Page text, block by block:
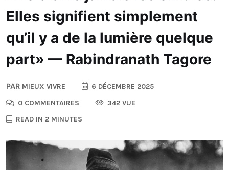
Elles signifient simplement
qu’il y a de la lumière quelque
part» — Rabindranath Tagore
PAR MIEUX VIVRE
6 DÉCEMBRE 2025
0 COMMENTAIRES
342 VUE
READ IN 2 MINUTES